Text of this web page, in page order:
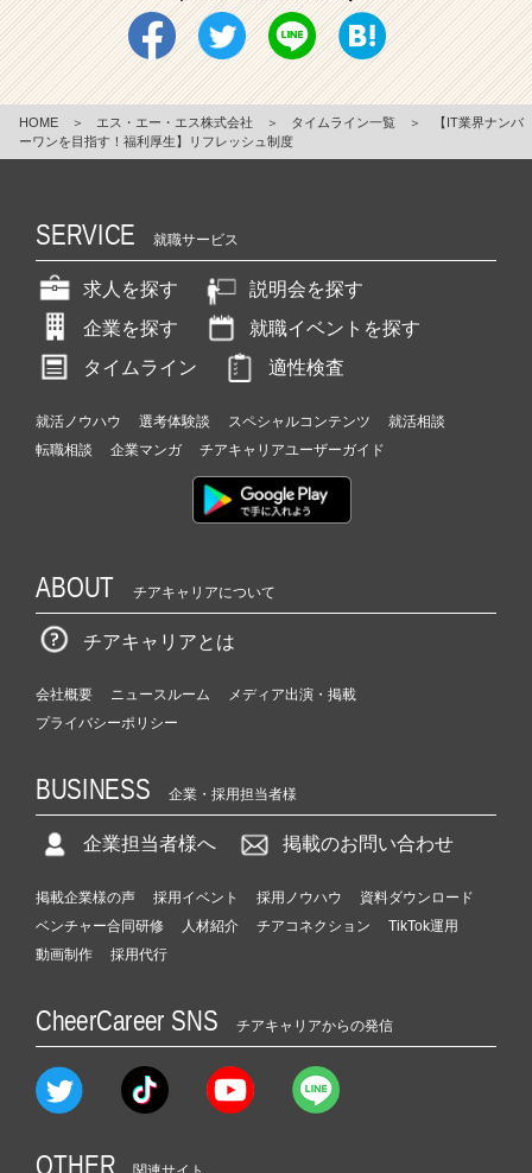
HOME ＞ エス・エー・エス株式会社 ＞ タイムライン一覧 ＞
【IT業界ナンバ
ーワンを目指す！福利厚生】リフレッシュ制度
SERVICE 就職サービス
求人を探す
説明会を探す
企業を探す
就職イベントを探す
タイムライン
適性検査
就活ノウハウ 選考体験談 スペシャルコンテンツ
就活相談
転職相談
企業マンガ チアキャリアユーザーガイド
ABOUT チアキャリアについて
チアキャリアとは
会社概要 ニュースルーム
メディア出演・掲載
プライバシーポリシー
BUSINESS 企業・採用担当者様
企業担当者様へ 掲載のお問い合わせ
掲載企業様の声 採用イベント 採用ノウハウ
資料ダウンロード
ベンチャー合同研修
人材紹介 チアコネクション
TikTok運用
動画制作
採用代行
CheerCareer SNS チアキャリアからの発信
OTHER